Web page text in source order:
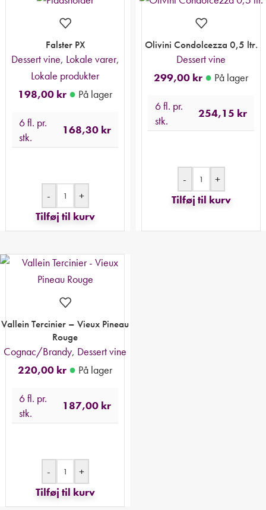
Falster PX
Dessert vine, Lokale varer,
Lokale produkter
198,00 kr ● På lager
6 fl. pr.
stk.
168,30 kr
-
+
Tilføj til kurv
Olivini Condolcezza 0,5 ltr.
Dessert vine
299,00 kr ● På lager
6 fl. pr.
stk.
254,15 kr
-
+
Tilføj til kurv
Vallein Tercinier – Vieux Pineau
Rouge
Cognac/Brandy, Dessert vine
220,00 kr ● På lager
6 fl. pr.
stk.
187,00 kr
-
+
Tilføj til kurv